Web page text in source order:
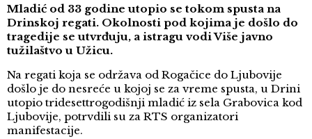
Mladić od 33 godine utopio se tokom spusta na
Drinskoj regati. Okolnosti pod kojima je došlo do
tragedije se utvrđuju, a istragu vodi Više javno
tužilaštvo u Užicu.
Na regati koja se održava od Rogačice do Ljubovije
došlo je do nesreće u kojoj se za vreme spusta, u Drini
utopio tridesettrogodišnji mladić iz sela Grabovica kod
Ljubovije, potrvdili su za RTS organizatori
manifestacije.